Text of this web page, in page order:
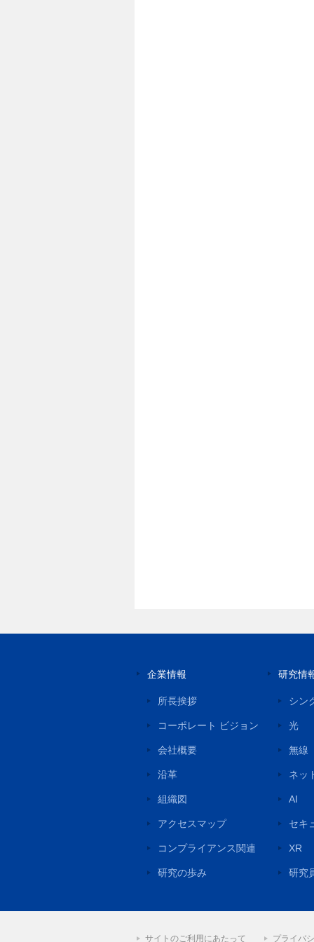
企業情報
所長挨拶
コーポレート ビジョン
会社概要
沿革
組織図
アクセスマップ
コンプライアンス関連
研究の歩み
研究情
シン
光
無線
ネッ
AI
セキ
XR
研究
サイトのご利用にあたって プライバ